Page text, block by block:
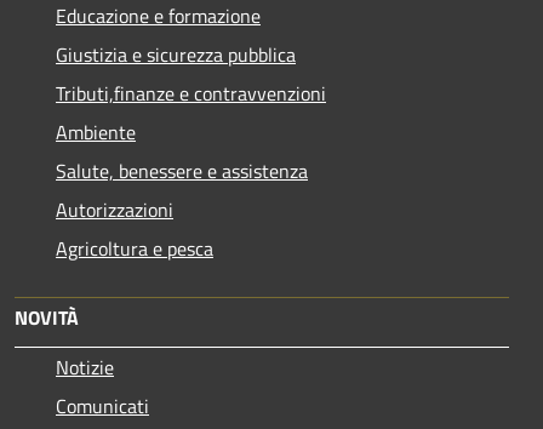
Educazione e formazione
Giustizia e sicurezza pubblica
Tributi,finanze e contravvenzioni
Ambiente
Salute, benessere e assistenza
Autorizzazioni
Agricoltura e pesca
NOVITÀ
Notizie
Comunicati